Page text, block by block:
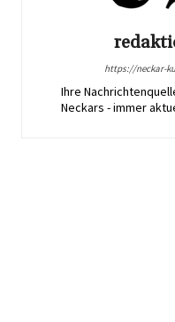
https://neckar-
Ihre
Neckars - immer